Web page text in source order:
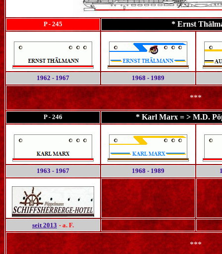
P - 245 * Ernst
1962 - 1967 1968 - 1989
***
P - 246 * Karl Marx = > M.D.
1963 - 1967 1968 - 1989
seit 2013 - a. F.
***